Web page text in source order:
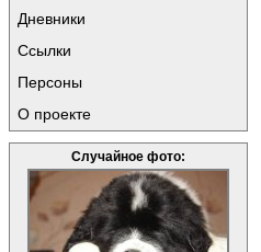
Дневники
Ссылки
Персоны
О проекте
Случайное фото: